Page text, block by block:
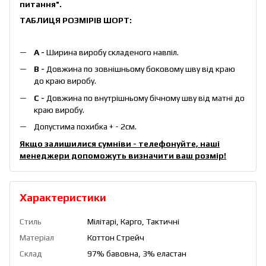
питання".
ТАБЛИЦЯ РОЗМІРІВ ШОРТ:
А - Ширина виробу складеного навпіл.
B - Довжина по зовнішньому боковому шву від краю
до краю виробу.
С - Довжина по внутрішньому бічному шву від матні до
краю виробу.
Допустима похибка + - 2см.
Якщо залишилися сумніви - телефонуйте, наші
менеджери допоможуть визначити ваш розмір!
Характеристики
Стиль
Мілітарі, Карго, Тактичні
Матеріал
Коттон Стрейч
Склад
97% бавовна, 3% еластан